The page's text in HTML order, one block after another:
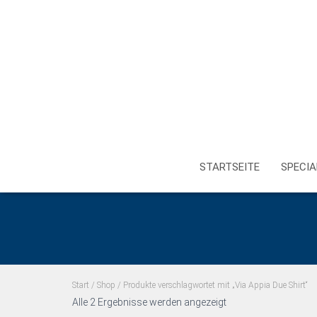
STARTSEITE
Start / Shop / Produkte verschlagwortet mit „Via Appia Due Shirt“
Alle 2 Ergebnisse werden angezeigt